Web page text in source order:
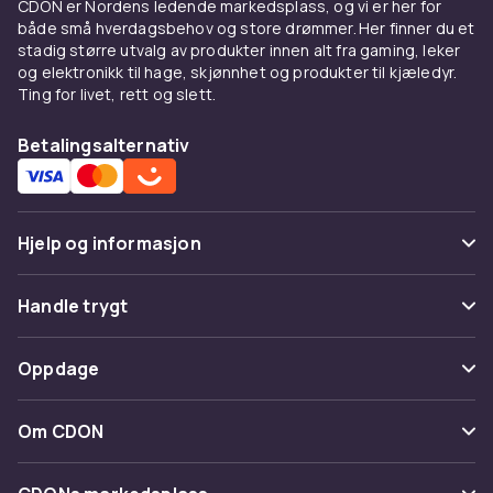
og praktisk måte. Hos CDON finner du det
beste av det beste.
Ønsker du å oppgradere gjerdet eller porten
utvalg av gjerde- og porttilbehør. Perfekt for
både nye installasjoner og oppgraderinger, og
Invester i sikkerhet og stil i dag!
CDON er Nordens ledende markedsplass, og vi er her for
både små hverdagsbehov og store drømmer. Her finner du et
stadig større utvalg av produkter innen alt fra gaming, leker
og elektronikk til hage, skjønnhet og produkter til kjæledyr.
Ting for livet, rett og slett.
Betalingsalternativ
Hjelp og informasjon
Vanlige spørsmål
Spor pakke
Angre & returner her
Kontakt oss
Handle trygt
Betaling
Levering
Oppdage
Kategorier
Varemerker
Om CDON
Om oss